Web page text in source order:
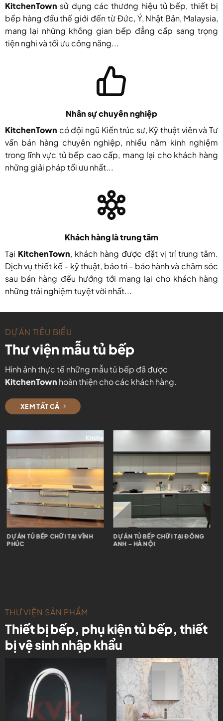
KitchenTown sử dụng các thương hiệu tủ bếp, thiết bị
bếp hàng đầu thế giới đến từ Đức, Ý, Nhật Bản, Malaysia,
mang lại những không gian bếp đẳng cấp sang trọng
tiện nghi và tối ưu công năng...
Nhân sự chuyên nghiệp
KitchenTown có đội ngũ Kiến trúc sư, Kỹ thuật viên và Tư
vấn bán hàng chuyên nghiệp, nhiều năm kinh nghiệm
trong lĩnh vực tủ bếp cao cấp, mang lại cho khách hàng
những giải pháp tối ưu nhất...
Khách hàng là trung tâm
Tại KitchenTown, khách hàng được đặt vị trí trung tâm.
Dịch vụ thiết kế - kỹ thuật, bảo trì - bảo hành và chăm sóc
sau bán hàng đều hướng tới mang lại cho khách hàng
những trải nghiệm tuyệt vời nhất...
DỰ ÁN TIÊU BIỂU
Thư viện mẫu tủ bếp
Hình ảnh thực tế những mẫu tủ bếp đã được
KitchenTown hoàn thiện cho các khách hàng.
XEM TẤT CẢ
DỰ ÁN TỦ BẾP CHỮ I TẠI VĨNH
PHÚC
DỰ ÁN TỦ BẾP CHỮ I TẠI ĐÔNG
ANH – HÀ NỘI
THƯ VIỆN SẢN PHẨM
Thiết bị bếp, phụ kiện tủ bếp, thiết
bị vệ sinh nhập khẩu